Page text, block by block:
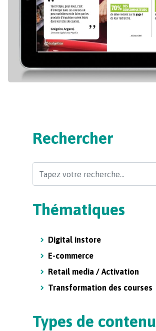
Rechercher
Thématiques
Digital instore
E-commerce
Retail media / Activation
Transformation des courses
Types de contenu